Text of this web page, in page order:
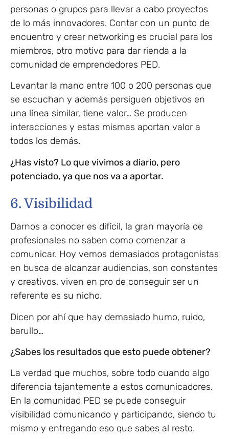
personas o grupos para llevar a cabo proyectos
de lo más innovadores. Contar con un punto de
encuentro y crear networking es crucial para los
miembros, otro motivo para dar rienda a la
comunidad de emprendedores PED.
Levantar la mano entre 100 o 200 personas que
se escuchan y además persiguen objetivos en
una línea similar, tiene valor… Se producen
interacciones y estas mismas aportan valor a
todos los demás.
¿Has visto? Lo que vivimos a diario, pero
potenciado, ya que nos va a aportar.
6. Visibilidad
Darnos a conocer es difícil, la gran mayoría de
profesionales no saben como comenzar a
comunicar. Hoy vemos demasiados protagonistas
en busca de alcanzar audiencias, son constantes
y creativos, viven en pro de conseguir ser un
referente es su nicho.
Dicen por ahí que hay demasiado humo, ruido,
barullo…
¿Sabes los resultados que esto puede obtener?
La verdad que muchos, sobre todo cuando algo
diferencia tajantemente a estos comunicadores.
En la comunidad PED se puede conseguir
visibilidad comunicando y participando, siendo tu
mismo y entregando eso que sabes al resto.